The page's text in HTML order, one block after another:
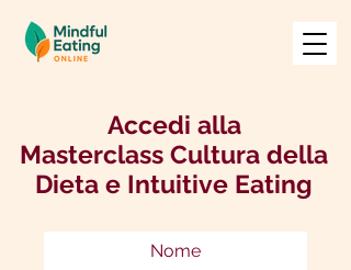
Accedi alla
Masterclass Cultura della
Dieta e Intuitive Eating